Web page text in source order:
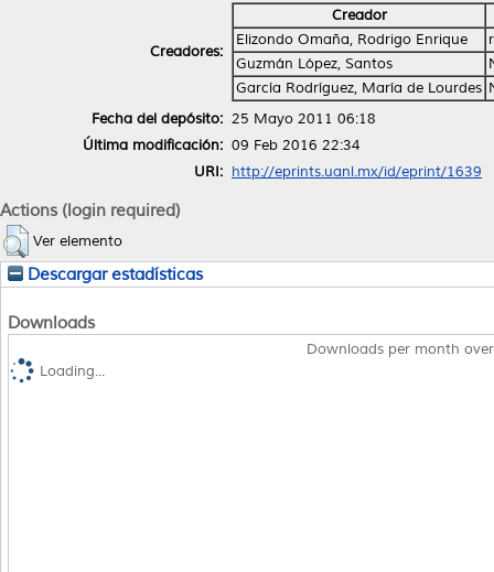
Creadores:
Creador
Elizondo Omaña, Rodrigo Enrique
Guzmán López, Santos
García Rodríguez, María de Lourdes
Fecha del depósito: 25 Mayo 2011 06:18
Última modificación: 09 Feb 2016 22:34
URI: http://eprints.uanl.mx/id/eprint/1639
Actions (login required)
Ver elemento
Descargar estadísticas
Downloads
Downloads per month
Loading...